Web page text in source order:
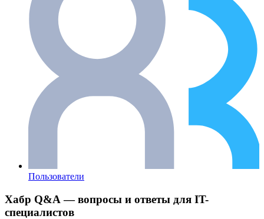
Пользователи
Хабр Q&A — вопросы и ответы для IT-
специалистов